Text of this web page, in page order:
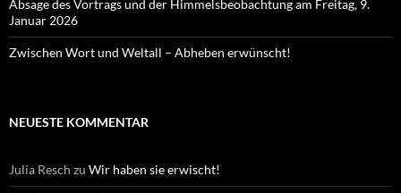
Absage des Vortrags und der Himmelsbeobachtung am Freitag, 9.
Januar 2026
Zwischen Wort und Weltall – Abheben erwünscht!
NEUESTE KOMMENTAR
Julia Resch zu Wir haben sie erwischt!